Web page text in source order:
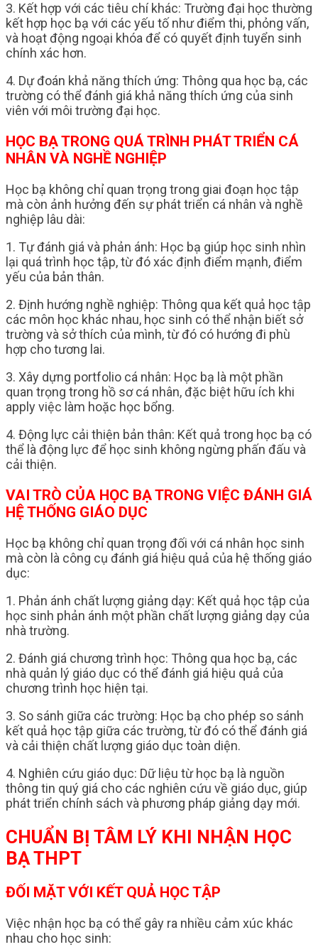
3. Kết hợp với các tiêu chí khác: Trường đại học thường
kết hợp học bạ với các yếu tố như điểm thi, phỏng vấn,
và hoạt động ngoại khóa để có quyết định tuyển sinh
chính xác hơn.
4. Dự đoán khả năng thích ứng: Thông qua học bạ, các
trường có thể đánh giá khả năng thích ứng của sinh
viên với môi trường đại học.
HỌC BẠ TRONG QUÁ TRÌNH PHÁT TRIỂN CÁ
NHÂN VÀ NGHỀ NGHIỆP
Học bạ không chỉ quan trọng trong giai đoạn học tập
mà còn ảnh hưởng đến sự phát triển cá nhân và nghề
nghiệp lâu dài:
1. Tự đánh giá và phản ánh: Học bạ giúp học sinh nhìn
lại quá trình học tập, từ đó xác định điểm mạnh, điểm
yếu của bản thân.
2. Định hướng nghề nghiệp: Thông qua kết quả học tập
các môn học khác nhau, học sinh có thể nhận biết sở
trường và sở thích của mình, từ đó có hướng đi phù
hợp cho tương lai.
3. Xây dựng portfolio cá nhân: Học bạ là một phần
quan trọng trong hồ sơ cá nhân, đặc biệt hữu ích khi
apply việc làm hoặc học bổng.
4. Động lực cải thiện bản thân: Kết quả trong học bạ có
thể là động lực để học sinh không ngừng phấn đấu và
cải thiện.
VAI TRÒ CỦA HỌC BẠ TRONG VIỆC ĐÁNH GIÁ
HỆ THỐNG GIÁO DỤC
Học bạ không chỉ quan trọng đối với cá nhân học sinh
mà còn là công cụ đánh giá hiệu quả của hệ thống giáo
dục:
1. Phản ánh chất lượng giảng dạy: Kết quả học tập của
học sinh phản ánh một phần chất lượng giảng dạy của
nhà trường.
2. Đánh giá chương trình học: Thông qua học bạ, các
nhà quản lý giáo dục có thể đánh giá hiệu quả của
chương trình học hiện tại.
3. So sánh giữa các trường: Học bạ cho phép so sánh
kết quả học tập giữa các trường, từ đó có thể đánh giá
và cải thiện chất lượng giáo dục toàn diện.
4. Nghiên cứu giáo dục: Dữ liệu từ học bạ là nguồn
thông tin quý giá cho các nghiên cứu về giáo dục, giúp
phát triển chính sách và phương pháp giảng dạy mới.
CHUẨN BỊ TÂM LÝ KHI NHẬN HỌC
BẠ THPT
ĐỐI MẶT VỚI KẾT QUẢ HỌC TẬP
Việc nhận học bạ có thể gây ra nhiều cảm xúc khác
nhau cho học sinh: